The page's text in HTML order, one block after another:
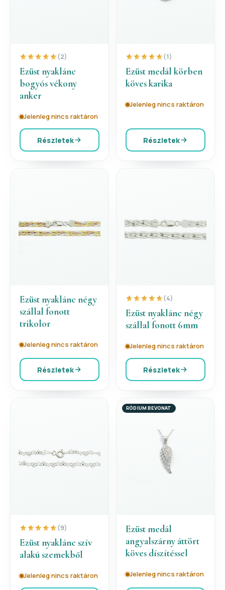
(2)
Ezüst nyaklánc
bogyós vékony
anker
Jelenleg nincs raktáron
Részletek
(1)
Ezüst medál körben
köves karika
Jelenleg nincs raktáron
Részletek
Ezüst nyaklánc négy
szállal fonott
trikolor
Jelenleg nincs raktáron
Részletek
(4)
Ezüst nyaklánc négy
szállal fonott 6mm
Jelenleg nincs raktáron
Részletek
(9)
Ezüst nyaklánc szív
alakú szemekből
Jelenleg nincs raktáron
RÓDIUM BEVONAT
Ezüst medál
angyalszárny áttört
köves díszítéssel
Jelenleg nincs raktáron